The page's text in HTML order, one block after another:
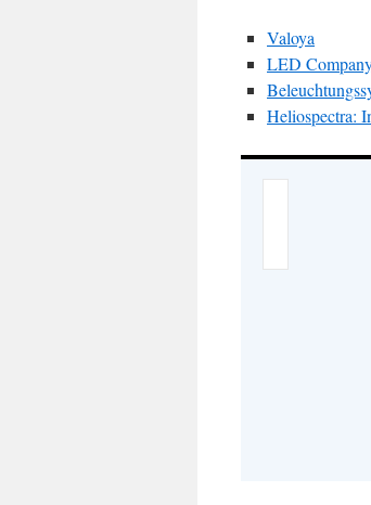
Valoya
LED
Heliospectra: